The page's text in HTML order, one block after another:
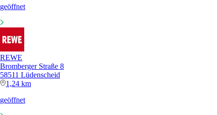
geöffnet
REWE
Bromberger Straße 8
58511 Lüdenscheid
1,24 km
geöffnet